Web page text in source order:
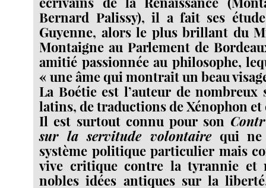
Bernard Palissy), il a fait ses
Guyenne, alors le plus brillant du
Montaigne au Parlement de
amitié passionnée au philosophe,
« une âme qui montrait un beau
La Boétie est l’auteur de nombreux
latins, de traductions de Xénophon
Il est surtout connu pour son
sur la servitude volontairequi ne
système politique particulier mais
vive critique contre la tyrannie et
nobles idées antiques sur la